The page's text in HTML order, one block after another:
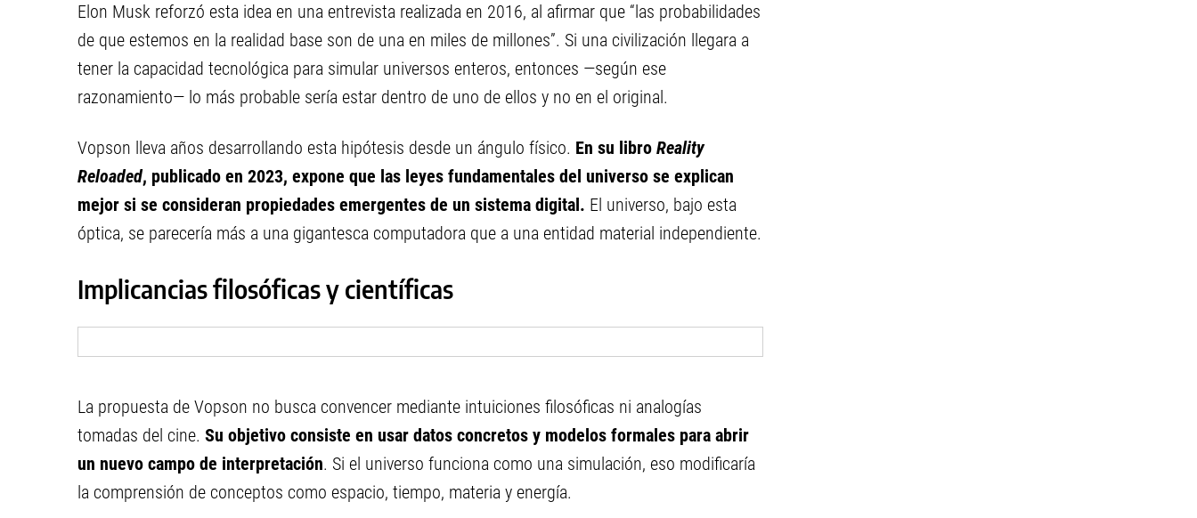
Elon Musk reforzó esta idea en una entrevista realizada en 2016, al afirmar que “las probabilidades
de que estemos en la realidad base son de una en miles de millones”. Si una civilización llegara a
tener la capacidad tecnológica para simular universos enteros, entonces —según ese
razonamiento— lo más probable sería estar dentro de uno de ellos y no en el original.
Vopson lleva años desarrollando esta hipótesis desde un ángulo físico. En su libro Reality
Reloaded, publicado en 2023, expone que las leyes fundamentales del universo se explican
mejor si se consideran propiedades emergentes de un sistema digital. El universo, bajo esta
óptica, se parecería más a una gigantesca computadora que a una entidad material independiente.
Implicancias filosóficas y científicas
La propuesta de Vopson no busca convencer mediante intuiciones filosóficas ni analogías
tomadas del cine. Su objetivo consiste en usar datos concretos y modelos formales para abrir
un nuevo campo de interpretación. Si el universo funciona como una simulación, eso modificaría
la comprensión de conceptos como espacio, tiempo, materia y energía.